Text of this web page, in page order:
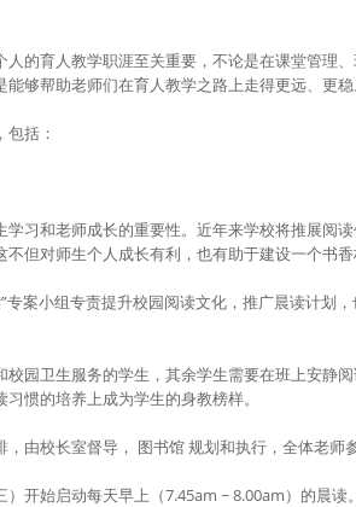
人的育人教学职涯至关重要，不论是在课堂管理
能够帮助老师们在育人教学之路上走得更远、更
括：
学习和老师成长的重要性。近年来学校将推展阅
不但对师生个人成长有利，也有助于建设一个书
专案小组专责提升校园阅读文化，推广晨读计划
校园卫生服务的学生，其余学生需要在班上安静
惯的培养上成为学生的身教榜样。
，由校长室督导， 图书馆 规划和执行，全体老师
）开始启动每天早上（7.45am ~ 8.00am）的晨读